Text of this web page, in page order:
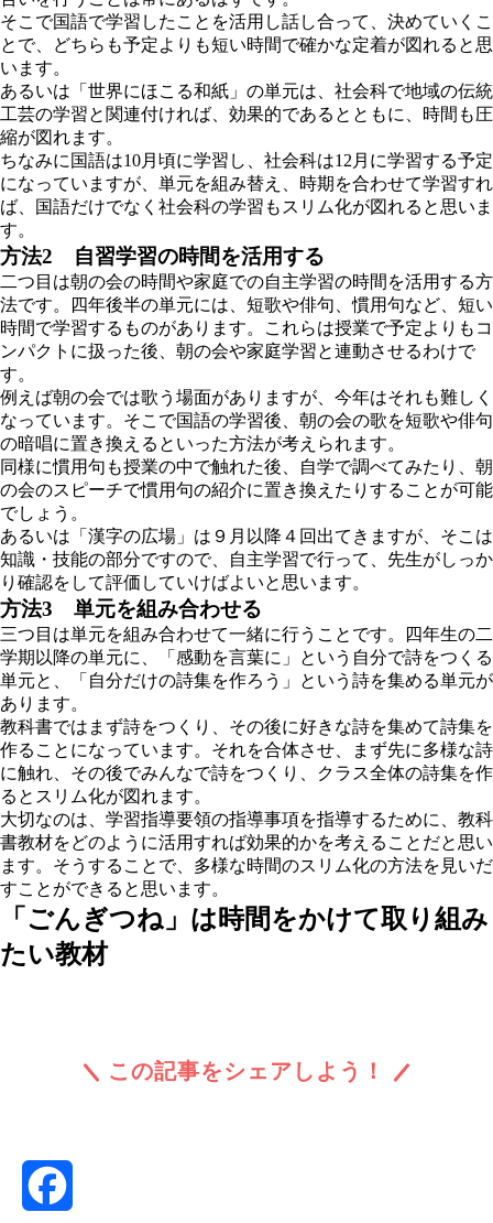
そこで国語で学習したことを活用し話し合って、決めていくこ
とで、どちらも予定よりも短い時間で確かな定着が図れると思
います。
あるいは「世界にほこる和紙」の単元は、社会科で地域の伝統
工芸の学習と関連付ければ、効果的であるとともに、時間も圧
縮が図れます。
ちなみに国語は10月頃に学習し、社会科は12月に学習する予定
になっていますが、単元を組み替え、時期を合わせて学習すれ
ば、国語だけでなく社会科の学習もスリム化が図れると思いま
す。
方法2 自習学習の時間を活用する
二つ目は朝の会の時間や家庭での自主学習の時間を活用する方
法です。四年後半の単元には、短歌や俳句、慣用句など、短い
時間で学習するものがあります。これらは授業で予定よりもコ
ンパクトに扱った後、朝の会や家庭学習と連動させるわけで
す。
例えば朝の会では歌う場面がありますが、今年はそれも難しく
なっています。そこで国語の学習後、朝の会の歌を短歌や俳句
の暗唱に置き換えるといった方法が考えられます。
同様に慣用句も授業の中で触れた後、自学で調べてみたり、朝
の会のスピーチで慣用句の紹介に置き換えたりすることが可能
でしょう。
あるいは「漢字の広場」は９月以降４回出てきますが、そこは
知識・技能の部分ですので、自主学習で行って、先生がしっか
り確認をして評価していけばよいと思います。
方法3 単元を組み合わせる
三つ目は単元を組み合わせて一緒に行うことです。四年生の二
学期以降の単元に、「感動を言葉に」という自分で詩をつくる
単元と、「自分だけの詩集を作ろう」という詩を集める単元が
あります。
教科書ではまず詩をつくり、その後に好きな詩を集めて詩集を
作ることになっています。それを合体させ、まず先に多様な詩
に触れ、その後でみんなで詩をつくり、クラス全体の詩集を作
るとスリム化が図れます。
大切なのは、学習指導要領の指導事項を指導するために、教科
書教材をどのように活用すれば効果的かを考えることだと思い
ます。そうすることで、多様な時間のスリム化の方法を見いだ
すことができると思います。
「ごんぎつね」は時間をかけて取り組み
たい教材
この記事をシェアしよう！